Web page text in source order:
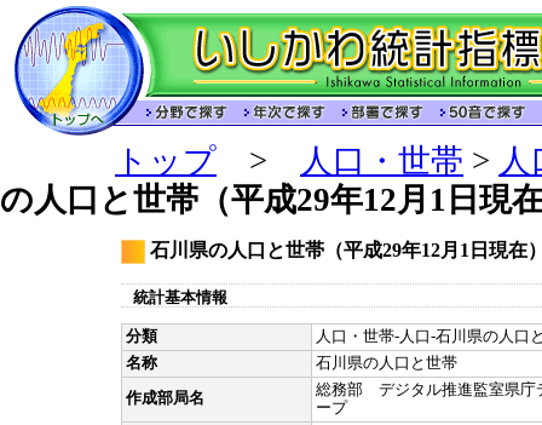
トップ > 人口・世帯 > 人
の人口と世帯（平成29年12月1日現
石川県の人口と世帯（平成29年12月1日現在
統計基本情報
分類
人口・世帯-人口-石川県の人口
名称
石川県の人口と世帯
作成部局名
総務部 デジタル推進監室県庁
ープ